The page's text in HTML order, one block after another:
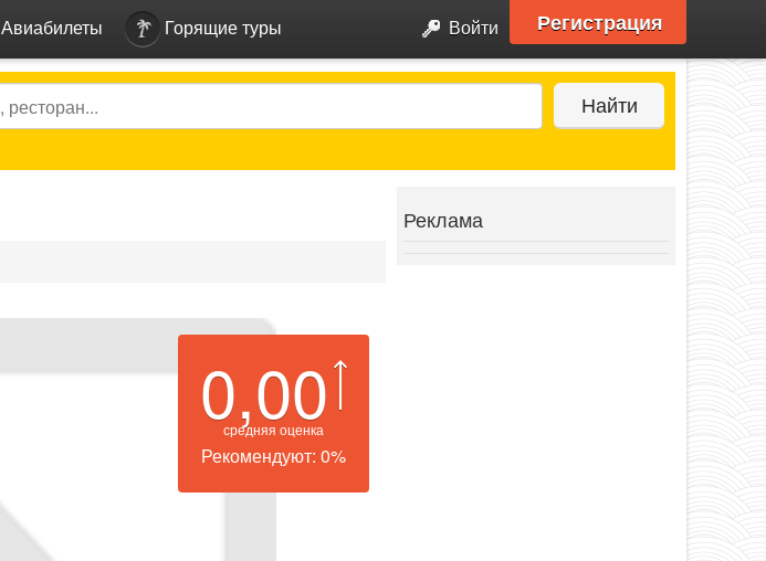
Авиабилеты Горящие туры Войти Регистрация
Найти
0,00
средняя оценка
Рекомендуют: 0%
Реклама